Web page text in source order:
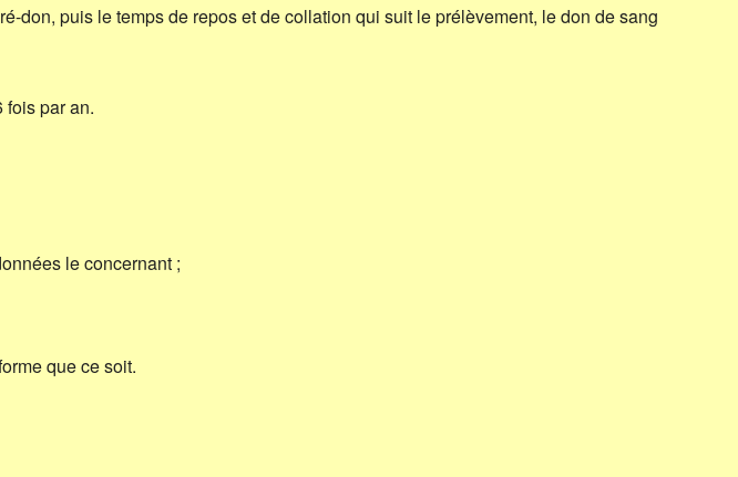
don, puis le temps de repos et de collation qui suit le prélèvement, le don de sang
fois par an.
le concernant ;
que ce soit.